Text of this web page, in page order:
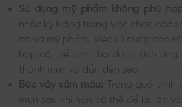
Sử dụng mỹ phẩm không phù
nhắc kỹ lưỡng trong việc chọn các
da và mỹ phẩm. Việc sử dụng các
hợp có thể làm cho da bị kích
thành mụn và dẫn đến sẹo.
Bóc vảy sậm màu: Trong quá trình
mụn sau khi nặn có thể để lại lớp